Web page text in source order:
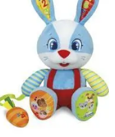
Comprar